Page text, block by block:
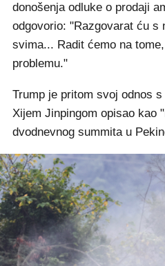
donošenja odluke o prodaji
odgovorio: "Razgovarat ću s
svima... Radit ćemo na
problemu."
Trump je pritom svoj odnos
Xijem Jinpingom opisao kao
dvodnevnog summita u